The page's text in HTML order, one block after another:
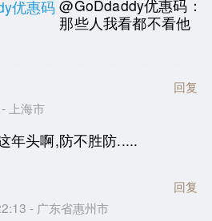
优惠码 @GoDdaddy优惠码：
那些人我看都不看他
上海市
回复
年头啊,防不胜防.....
- 广东省惠州市
回复